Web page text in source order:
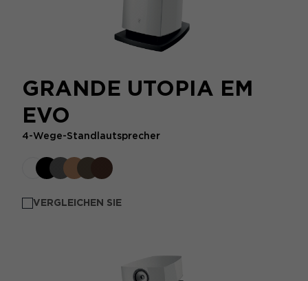
GRANDE UTOPIA EM
EVO
4-Wege-Standlautsprecher
VERGLEICHEN SIE